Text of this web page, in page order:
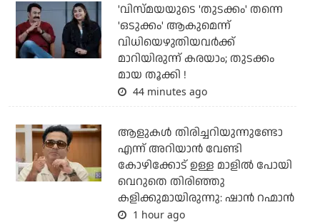
'വിസ്മയയുടെ 'തുടക്കം' തന്നെ
'ഒടുക്കം' ആകുമെന്ന്
വിധിയെഴുതിയവര്‍ക്ക്
മാറിയിരുന്ന് കരയാം; തുടക്കം
മായ തൂക്കി !
44 minutes ago
ആളുകൾ തിരിച്ചറിയുന്നുണ്ടോ
എന്ന് അറിയാൻ വേണ്ടി
കോഴിക്കോട് ഉള്ള മാളിൽ പോയി
വെറുതെ തിരിഞ്ഞു
കളിക്കുമായിരുന്നു: ഷാൻ റഹ്മാൻ
1 hour ago